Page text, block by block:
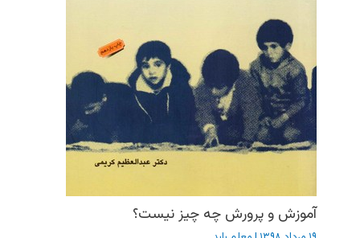
آموزش و پرورش چه چیز نیست؟